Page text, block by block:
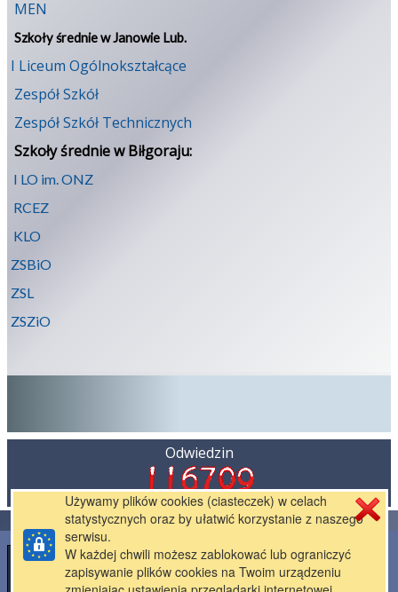
MEN
Szkoły średnie w Janowie Lub.
I Liceum Ogólnokształcące
Zespół Szkół
Zespół Szkół Technicznych
Szkoły średnie w Biłgoraju:
I LO im. ONZ
RCEZ
KLO
ZSBiO
ZSL
ZSZiO
Odwiedzin
Stworzone przezpl.mfirma.eu
Używamy plików cookies (ciasteczek) w celach
statystycznych oraz by ułatwić korzystanie z naszego
serwisu.
W każdej chwili możesz zablokować lub ograniczyć
zapisywanie plików cookies na Twoim urządzeniu